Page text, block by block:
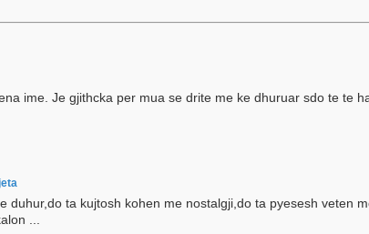
ime. Je gjithcka per mua se drite me ke dhuruar sdo te
duhur,do ta kujtosh kohen me nostalgji,do ta pyesesh veten
...